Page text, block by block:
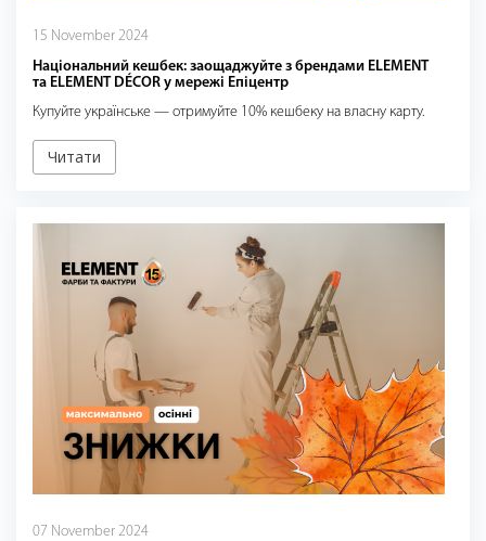
15 November 2024
Національний кешбек: заощаджуйте з брендами ELEMENT
та ELEMENT DÉCOR у мережі Епіцентр
Купуйте українське — отримуйте 10% кешбеку на власну карту.
Читати
07 November 2024